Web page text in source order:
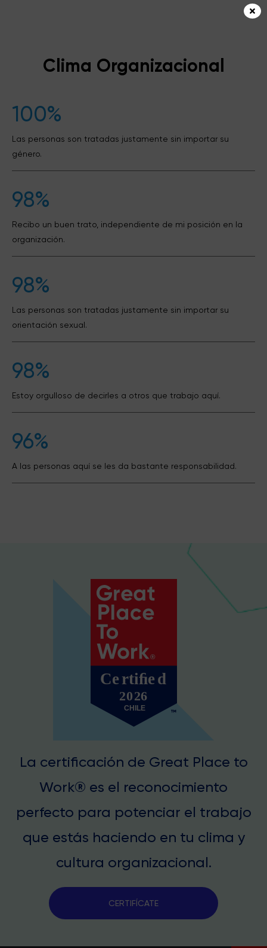
Clima Organizacional
100%
Las personas son tratadas justamente sin importar su
género.
98%
Recibo un buen trato, independiente de mi posición en la
organización.
98%
Las personas son tratadas justamente sin importar su
orientación sexual.
98%
Estoy orgulloso de decirles a otros que trabajo aquí.
96%
A las personas aquí se les da bastante responsabilidad.
La certificación de Great Place to
Work® es el reconocimiento
perfecto para potenciar el trabajo
que estás haciendo en tu clima y
cultura organizacional.
CERTIFÍCATE